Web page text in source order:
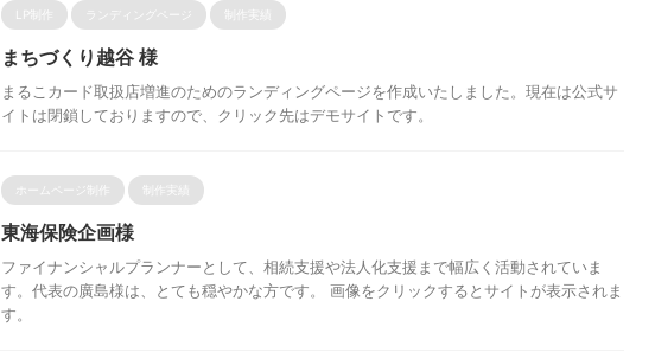
LP制作 ランディングページ 制作実績
まちづくり越谷 様
まるこカード取扱店増進のためのランディングページを作成いたしました。現在は公式サ
イトは閉鎖しておりますので、クリック先はデモサイトです。
ホームページ制作 制作実績
東海保険企画様
ファイナンシャルプランナーとして、相続支援や法人化支援まで幅広く活動されていま
す。代表の廣島様は、とても穏やかな方です。 画像をクリックするとサイトが表示されま
す。